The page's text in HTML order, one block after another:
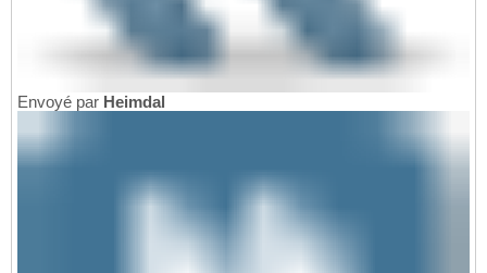
Envoyé par Heimdal